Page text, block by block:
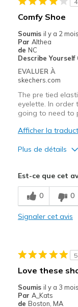
Sizing
4
Comfy Shoe
Soumis il y a 2 mois
Par Althea
de NC
Describe Yourself
EVALUER À
skechers.com
The pre tied
eyelette. In order
going to need to
Afficher la
Plus de détails
Breathe Well
Comfortable
Stylish
Le contre
The shoes are pre
Est-ce que cet
0 0
Signaler cet avis
5
Love these
Soumis il y a 3 mois
Par A_Kats
de Boston, MA